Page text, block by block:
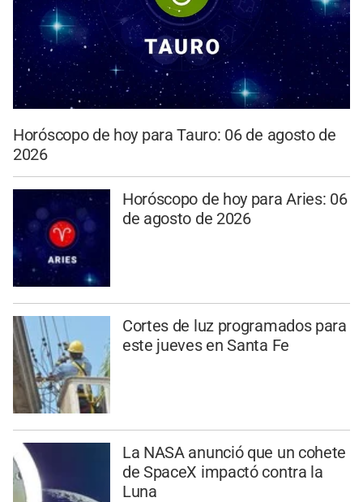
Horóscopo de hoy para Tauro: 06 de agosto de
2026
Horóscopo de hoy para Aries: 06
de agosto de 2026
Cortes de luz programados para
este jueves en Santa Fe
La NASA anunció que un cohete
de SpaceX impactó contra la
Luna